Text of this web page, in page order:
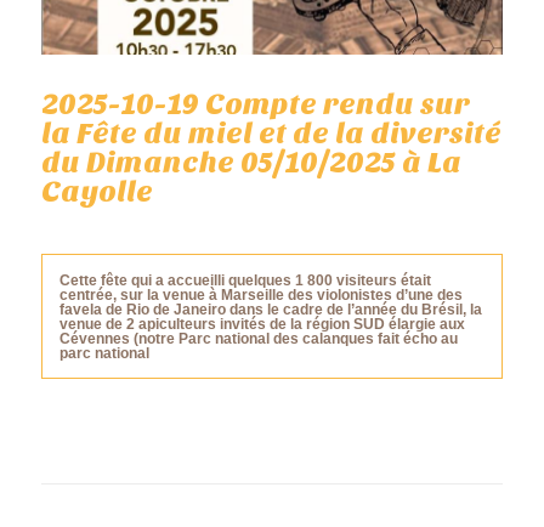
2025-10-19 Compte rendu sur
la Fête du miel et de la diversité
du Dimanche 05/10/2025 à La
Cayolle
Cette fête qui a accueilli quelques 1 800 visiteurs était
centrée, sur la venue à Marseille des violonistes d’une des
favela de Rio de Janeiro dans le cadre de l’année du Brésil, la
venue de 2 apiculteurs invités de la région SUD élargie aux
Cévennes (notre Parc national des calanques fait écho au
parc national